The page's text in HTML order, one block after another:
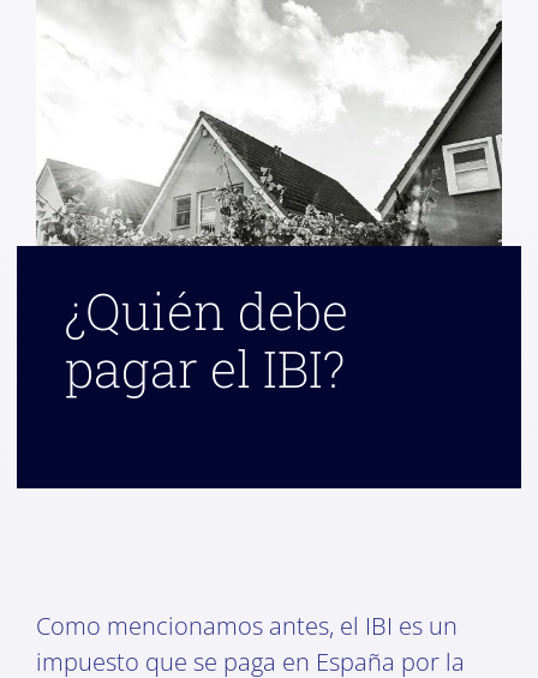
¿Quién debe
pagar el IBI?
Como mencionamos antes, el IBI es un
impuesto que se paga en España por la